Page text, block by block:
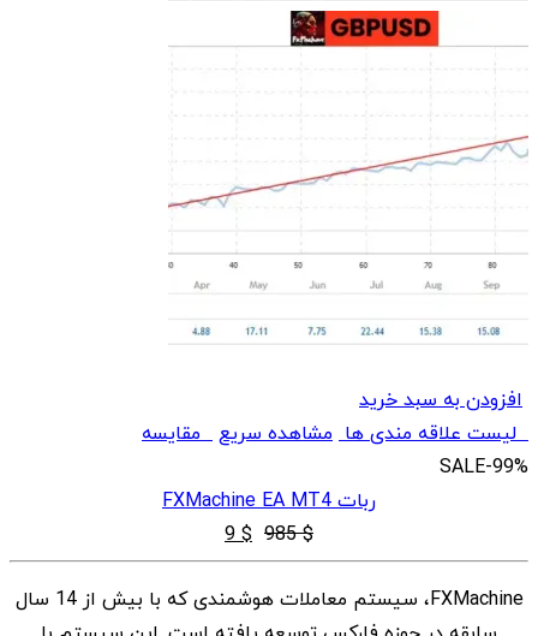
افزودن به سبد خرید
لیست علاقه مندی ها مشاهده سریعمقایسه
SALE-99%
ربات FXMachine EA MT4
$
985
قیمت
اصلی
$ 985
$
9 قیمت
فعلی
$ 9
FXMachine، سیستم معاملات هوشمندی که با بیش از 14 سال